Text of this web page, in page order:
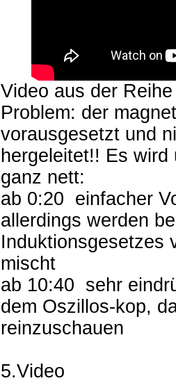
Video aus der
Problem: der
vorausgesetzt und
hergeleitet!! Es
ganz nett:
ab 0:20 einfacher
allerdings werden
Induktionsgesetzes
mischt
ab 10:40 sehr
dem Oszillos-kop,
reinzuschauen
5.Video